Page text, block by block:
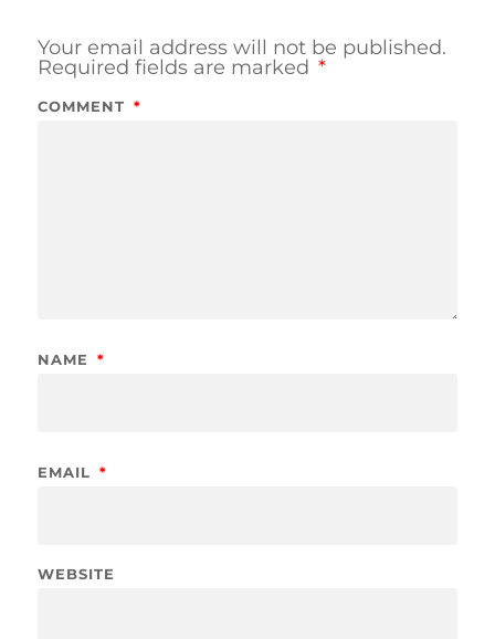
Your email address will not be published.
Required fields are marked *
COMMENT *
NAME *
EMAIL *
WEBSITE